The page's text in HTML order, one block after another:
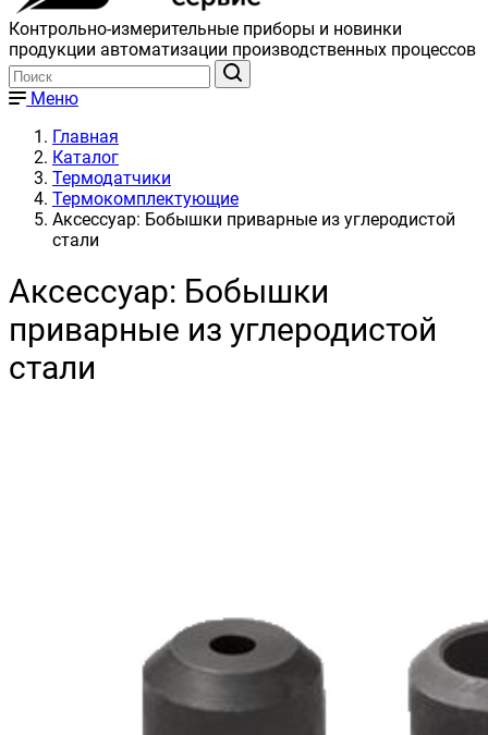
Контрольно-измерительные приборы и новинки
продукции автоматизации производственных процессов
Меню
Главная
Каталог
Термодатчики
Термокомплектующие
Аксессуар: Бобышки приварные из углеродистой
стали
Аксессуар: Бобышки
приварные из углеродистой
стали